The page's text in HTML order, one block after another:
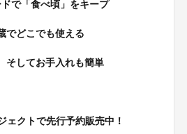
で「食べ頃」をキープ
でどこでも使える
そしてお手入れも簡単
ェクトで先行予約販売中！